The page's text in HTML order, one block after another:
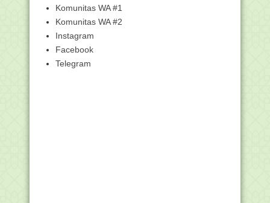
Bantul Harumkan N...
Ternyata EMIS pun Suka Bercanda
Pemerintah Mulai Bahas Hari Libur
Nasional dan Cut...
Malaysia 120 Tahun, Singapura 34
Komunitas WA #1
Komunitas WA #2
Instagram
Facebook
Telegram